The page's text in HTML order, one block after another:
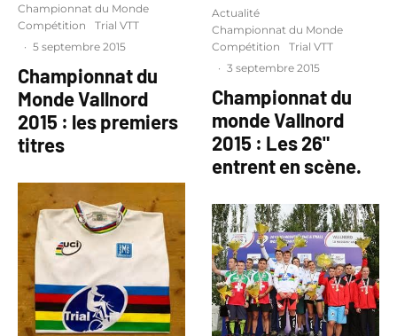
Championnat du Monde
Compétition
Trial VTT
· 5 septembre 2015
Championnat du
Monde Vallnord
2015 : les premiers
titres
Actualité
Championnat du Monde
Compétition
Trial VTT
· 3 septembre 2015
Championnat du
monde Vallnord
2015 : Les 26"
entrent en scène.